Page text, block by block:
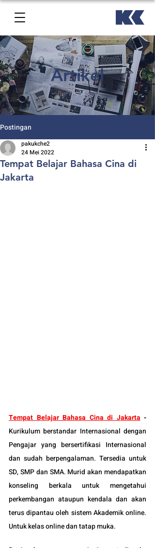
Artikel
Postingan
Tempat Belajar Bahasa Cina di
Jakarta
pakukche2
24 Mei 2022
Tempat Belajar Bahasa Cina di Jakarta -
Kurikulum berstandar Internasional dengan
Pengajar yang bersertifikasi Internasional
dan sudah berpengalaman. Tersedia untuk
SD, SMP dan SMA. Murid akan mendapatkan
konseling berkala untuk mengetahui
perkembangan ataupun kendala dan akan
terus dipantau oleh sistem Akademik online.
Untuk kelas online dan tatap muka.